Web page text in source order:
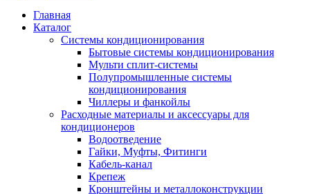
Главная
Каталог
Системы кондиционирования
Бытовые системы кондиционирования
Мульти сплит-системы
Полупромышленные системы
кондиционирования
Чиллеры и фанкойлы
Расходные материалы и аксессуары для
кондиционеров
Водоотведение
Гайки, Муфты, Фитинги
Кабель-канал
Крепеж
Кронштейны и металлоконструкции